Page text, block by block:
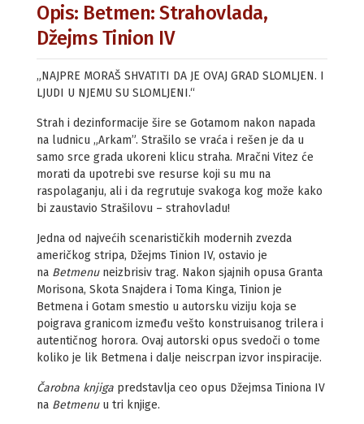
Opis: Betmen: Strahovlada,
Džejms Tinion IV
„NAJPRE MORAŠ SHVATITI DA JE OVAJ GRAD SLOMLJEN. I
LJUDI U NJEMU SU SLOMLJENI.“
Strah i dezinformacije šire se Gotamom nakon napada
na ludnicu „Arkam”. Strašilo se vraća i rešen je da u
samo srce grada ukoreni klicu straha. Mračni Vitez će
morati da upotrebi sve resurse koji su mu na
raspolaganju, ali i da regrutuje svakoga kog može kako
bi zaustavio Strašilovu – strahovladu!
Jedna od najvećih scenarističkih modernih zvezda
američkog stripa, Džejms Tinion IV, ostavio je
na Betmenuneizbrisiv trag. Nakon sjajnih opusa Granta
Morisona, Skota Snajdera i Toma Kinga, Tinion je
Betmena i Gotam smestio u autorsku viziju koja se
poigrava granicom između vešto konstruisanog trilera i
autentičnog horora. Ovaj autorski opus svedoči o tome
koliko je lik Betmena i dalje neiscrpan izvor inspiracije.
Čarobna knjiga predstavlja ceo opus Džejmsa Tiniona IV
na Betmenuu tri knjige.